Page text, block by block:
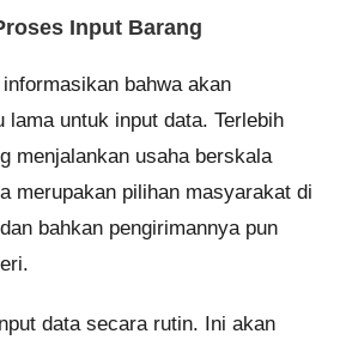
data secara rutin. Ini akan
sangat lama ketika Anda
manual. Namun ketika
proses penginputan data
Bahkan tidak memerlukan
karena semuanya sudah